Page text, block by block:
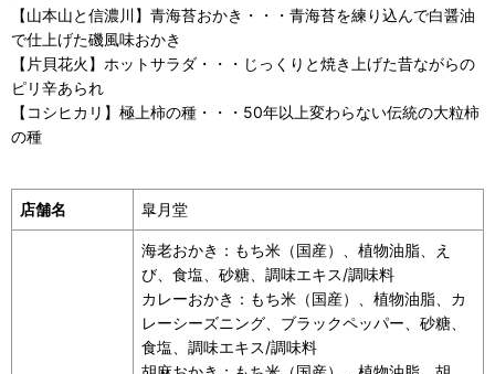
【山本山と信濃川】青海苔おかき・・・青海苔を練り込んで白醤油
で仕上げた磯風味おかき
【片貝花火】ホットサラダ・・・じっくりと焼き上げた昔ながらの
ピリ辛あられ
【コシヒカリ】極上柿の種・・・50年以上変わらない伝統の大粒柿
の種
店舗名 皐月堂
海老おかき：もち米（国産）、植物油脂、え
び、食塩、砂糖、調味エキス/調味料
カレーおかき：もち米（国産）、植物油脂、カ
レーシーズニング、ブラックペッパー、砂糖、
食塩、調味エキス/調味料